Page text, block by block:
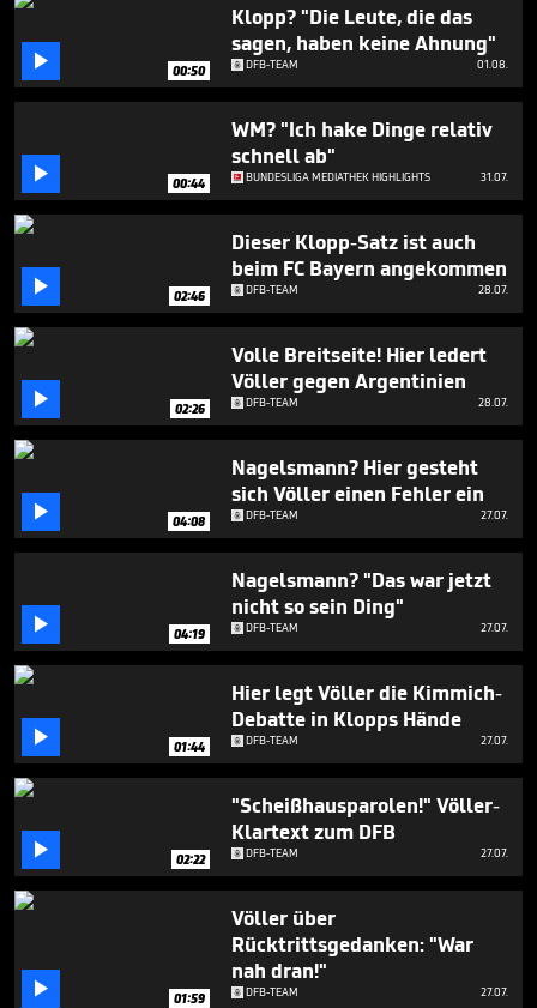
2
seconds
 00:50
Klopp? "Die Leute, die das
sagen, haben keine Ahnung"
DFB-TEAM 01.08.
 00:44
WM? "Ich hake Dinge relativ
schnell ab"
BUNDESLIGA MEDIATHEK HIGHLIGHTS 31.07.
 02:46
Dieser Klopp-Satz ist auch
beim FC Bayern angekommen
DFB-TEAM 28.07.
 02:26
Volle Breitseite! Hier ledert
Völler gegen Argentinien
DFB-TEAM 28.07.
 04:08
Nagelsmann? Hier gesteht
sich Völler einen Fehler ein
DFB-TEAM 27.07.
 04:19
Nagelsmann? "Das war jetzt
nicht so sein Ding"
DFB-TEAM 27.07.
 01:44
Hier legt Völler die Kimmich-
Debatte in Klopps Hände
DFB-TEAM 27.07.
 02:22
"Scheißhausparolen!" Völler-
Klartext zum DFB
DFB-TEAM 27.07.
 01:59
Völler über
Rücktrittsgedanken: "War
nah dran!"
DFB-TEAM 27.07.